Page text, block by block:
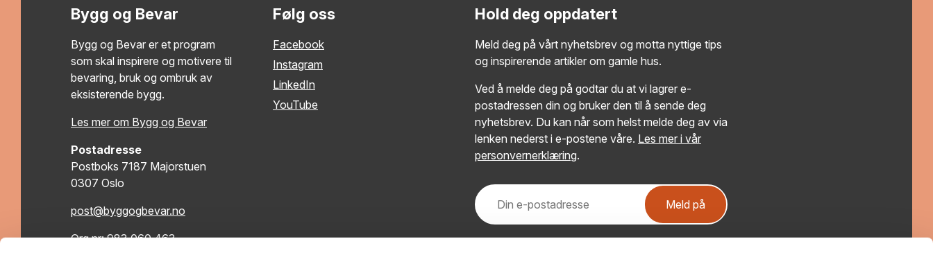
Bygg og Bevar
Bygg og Bevar er et program
som skal inspirere og motivere til
bevaring, bruk og ombruk av
eksisterende bygg.
Les mer om Bygg og Bevar
Postadresse
Postboks 7187 Majorstuen
0307 Oslo
post@byggogbevar.no
Org.nr: 983 060 463
Følg oss
Facebook
Instagram
LinkedIn
YouTube
Hold deg oppdatert
Meld deg på vårt nyhetsbrev og motta nyttige tips
og inspirerende artikler om gamle hus.
Ved å melde deg på godtar du at vi lagrer e-
postadressen din og bruker den til å sende deg
nyhetsbrev. Du kan når som helst melde deg av via
lenken nederst i e-postene våre. Les mer i vår
personvernerklæring.
Meld på